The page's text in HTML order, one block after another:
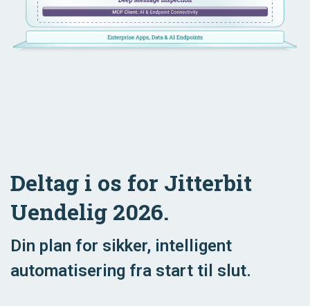
Deltag i os for Jitterbit
Uendelig 2026.
Din plan for sikker, intelligent
automatisering fra start til slut.